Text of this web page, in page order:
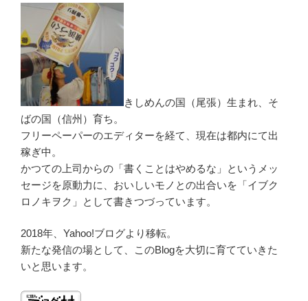
きしめんの国（尾張）生まれ、そ
ばの国（信州）育ち。
フリーペーパーのエディターを経て、現在は都内にて出
稼ぎ中。
かつての上司からの「書くことはやめるな」というメッ
セージを原動力に、おいしいモノとの出合いを「イブク
ロノキヲク」として書きつづっています。
2018年、Yahoo!ブログより移転。
新たな発信の場として、このBlogを大切に育てていきた
いと思います。